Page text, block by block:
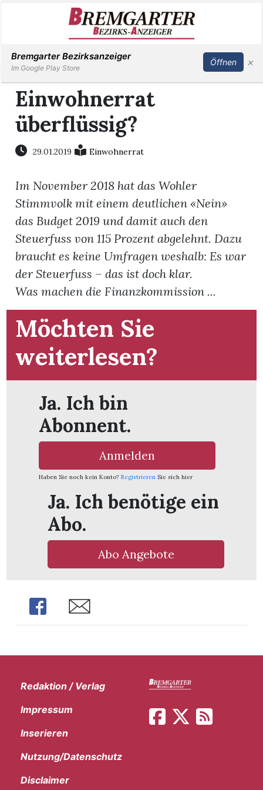
Immobilien
Veranstaltungen
Stellen
E-
Newsletter
App
Bremgarten
Inserieren Abonnieren Anmelden
Einwohnerrat
überflüssig?
29.01.2019 Einwohnerrat
Im November 2018 hat das Wohler
Stimmvolk mit einem deutlichen «Nein»
das Budget 2019 und damitauch den
Steuerfuss von 115 Prozent abgelehnt. Dazu
braucht es keine Umfragen weshalb: Es war
der Steuerfuss – das ist doch klar.
Was machen die Finanzkommission ...
Möchten Sie
weiterlesen?
Ja. Ich bin
Abonnent.
Anmelden
Haben Sie noch kein Konto? Registrieren Sie sich hier
Ja. Ich benötige ein
Abo.
Abo Angebote
Share Share
Redaktion / Verlag
Impressum
Inserieren
Nutzung/Datenschutz
Disclaimer
Bremgarter Bezirksanzeiger
Im Google Play Store
Öffnen ×